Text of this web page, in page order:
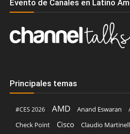
Evento de Canales en Latino
Principales temas
#CES 2026 AMD Anand Eswaran
Check Point
Cisco Claudio